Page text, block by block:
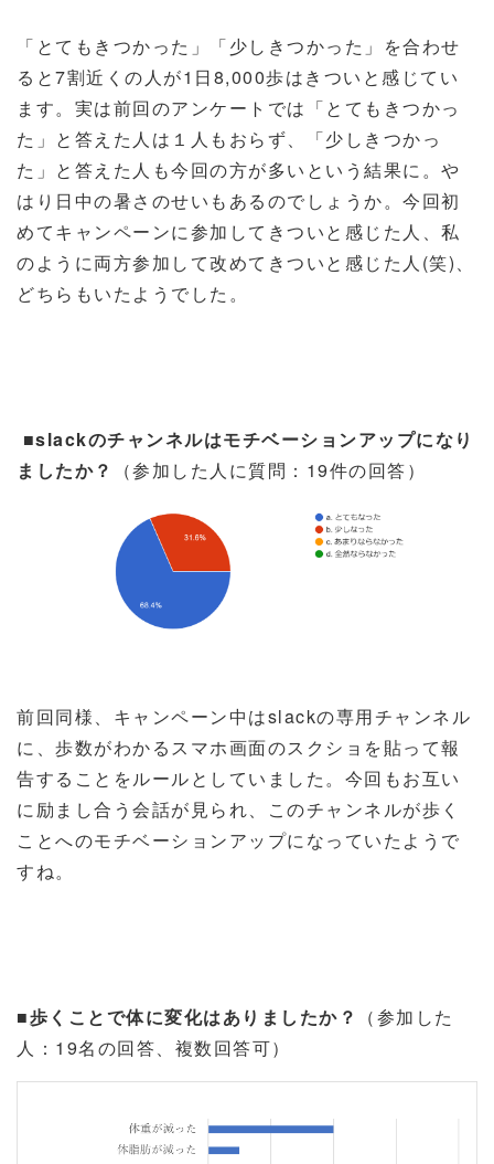
「とてもきつかった」「少しきつかった」を合わせ
ると7割近くの人が1 日8,000歩はきついと感じてい
ます。実は前回のアンケートでは「とてもきつかっ
た」と答えた人は１人もおらず、「少しきつかっ
た」と答えた人も今回の方が多いという結果に。や
はり日中の暑さのせいもあるのでしょうか。今回初
めてキャンペーンに参加してきついと感じた人、私
のように両方参加して改めてきついと感じた人 (笑)、
どちらもいたようでした。
■slackのチャンネルはモチベーションアップになり
ましたか？
（参加した人に質問： 19件の回答）
前回同様、キャンペーン中はslackの専用チャンネル
に、歩数がわかるスマホ画面のスクショを貼って報
告することをルールとしていました。今回もお互い
に励まし合う会話が見られ、このチャンネルが歩く
ことへのモチベーションアップになっていたようで
すね。
■歩くことで体に変化はありましたか？
（参加した
人： 19名の回答、複数回答可）